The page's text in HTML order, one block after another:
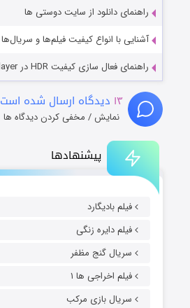
پیشنهادها
فیلم بادیگارد
فیلم دایره زنگی
سریال گنج مظفر
فیلم اخراجی ها ۱
سریال بازی مرکب
راهنمای دانلود از سایت دوستی ها
آشنایی با انواع کیفیت فیلم‌ها و سریال‌ها
راهنمای فعال سازی کیفیت HDR در PotPlayer
۱۳ دیدگاه ارسال شده است
نمایش / مخفی کردن دیدگاه ها